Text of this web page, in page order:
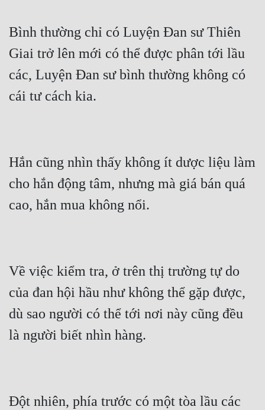
Bình thường chỉ có Luyện Đan sư Thiên
Giai trở lên mới có thể được phân tới lầu
các, Luyện Đan sư bình thường không có
Hắn cũng nhìn thấy không ít dược liệu làm
cho hắn động tâm, nhưng mà giá bán quá
Về việc kiểm tra, ở trên thị trường tự do
của đan hội hầu như không thể gặp được,
dù sao người có thể tới nơi này cũng đều
Đột nhiên, phía trước có một tòa lầu các